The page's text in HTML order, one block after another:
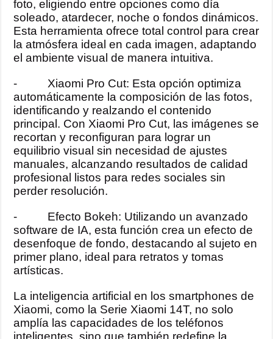
foto, eligiendo entre opciones como día
soleado, atardecer, noche o fondos dinámicos.
Esta herramienta ofrece total control para crear
la atmósfera ideal en cada imagen, adaptando
el ambiente visual de manera intuitiva.
- Xiaomi Pro Cut: Esta opción optimiza
automáticamente la composición de las fotos,
identificando y realzando el contenido
principal. Con Xiaomi Pro Cut, las imágenes se
recortan y reconfiguran para lograr un
equilibrio visual sin necesidad de ajustes
manuales, alcanzando resultados de calidad
profesional listos para redes sociales sin
perder resolución.
- Efecto Bokeh: Utilizando un avanzado
software de IA, esta función crea un efecto de
desenfoque de fondo, destacando al sujeto en
primer plano, ideal para retratos y tomas
artísticas.
La inteligencia artificial en los smartphones de
Xiaomi, como la Serie Xiaomi 14T, no solo
amplía las capacidades de los teléfonos
inteligentes, sino que también redefine la